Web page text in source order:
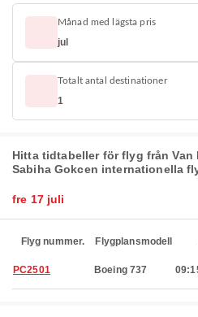
Månad med lägsta pris
jul
Totalt antal destinationer
1
Hitta tidtabeller för flyg från
Sabiha Gokcen internationella
fre 17 juli
Flyg nummer. Flygplansmodell
PC2501 Boeing 737